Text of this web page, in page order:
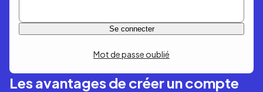
Mot de passe oublié
Les avantages de créer un compte